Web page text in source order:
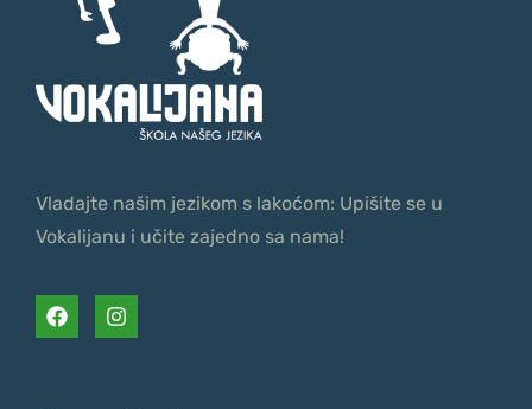
Vladajte našim jezikom s lakoćom: Upišite se u
Vokalijanu i učite zajedno sa nama!